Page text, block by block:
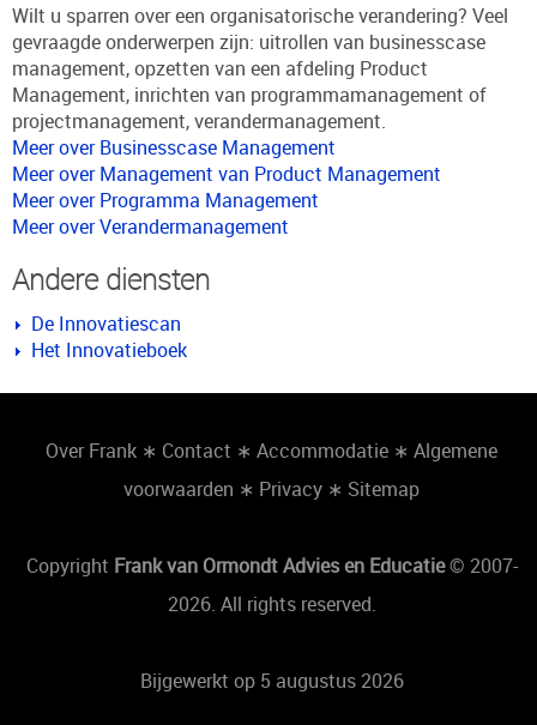
Wilt u sparren over een organisatorische verandering? Veel
gevraagde onderwerpen zijn: uitrollen van businesscase
management, opzetten van een afdeling Product
Management, inrichten van programmamanagement of
projectmanagement, verandermanagement.
Meer over Businesscase Management
Meer over Management van Product Management
Meer over Programma Management
Meer over Verandermanagement
Andere diensten
De Innovatiescan
Het Innovatieboek
Over Frank ∗ Contact ∗ Accommodatie ∗ Algemene
voorwaarden ∗ Privacy ∗ Sitemap
Copyright Frank van Ormondt Advies en Educatie© 2007-
2026. All rights reserved.
Bijgewerkt op 5 augustus 2026